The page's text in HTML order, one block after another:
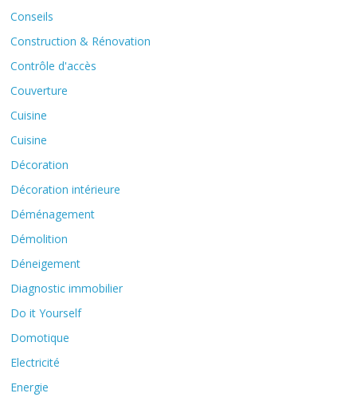
Conseils
Construction & Rénovation
Contrôle d'accès
Couverture
Cuisine
Cuisine
Décoration
Décoration intérieure
Déménagement
Démolition
Déneigement
Diagnostic immobilier
Do it Yourself
Domotique
Electricité
Energie